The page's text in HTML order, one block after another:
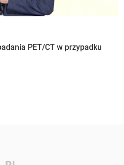
PET/CT w przypadku